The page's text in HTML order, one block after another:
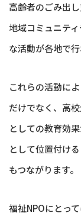
高齢者のごみ出
地域コミュニテ
な活動が各地で行
これらの活動に
だけでなく、高
としての教育効
として位置付け
もつながります。
福祉NPOにとっ